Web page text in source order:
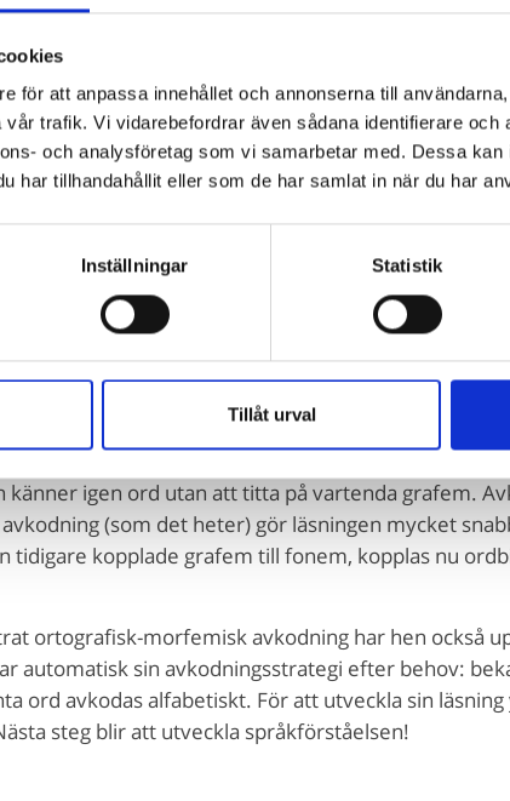
för att anpassa innehållet och annonserna till
trafik. Vi vidarebefordrar även sådana identifierare och
och analysföretag som vi samarbetar med. Dessa
har tillhandahållit eller som de har samlat in när du har
Inställningar Statistik
Tillåt urval
bra att öva på. Det är nämligen lättare att
inte betyder något. Nu börjar det äntligen bli dags
avkodning
sakta håller på att utvecklas och
bildar ett ord. Alfabetisk-fonemisk avkodning låter
är kopplade till olika fonem beroende på sin
och en mängd andra fallgropar, inser man att
avkodning. Det gäller att traggla tills det sitter!
känner igen ord utan att titta på vartenda grafem.
(som det heter) gör läsningen mycket
tidigare kopplade grafem till fonem, kopplas nu
ortografisk-morfemisk avkodning har hen också
automatisk sin avkodningsstrategi efter behov:
ord avkodas alfabetiskt. För att utveckla sin
steg blir att utveckla språkförståelsen!